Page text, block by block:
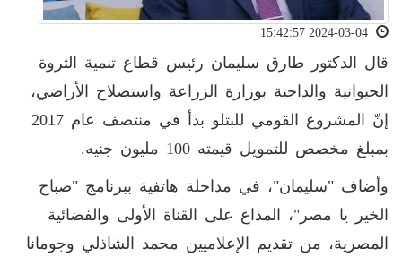
قال الدكتور طارق سليمان رئيس قطاع تنمية الثروة
الحيوانية والداجنة بوزارة الزراعة واستصلاح الأراضي،
إنّ المشروع القومي للبتلو بدأ في منتصف عام 2017
بمبلغ مخصص للتمويل قيمته 100 مليون جنيه.
وأضاف "سليمان"، في مداخلة هاتفية ببرنامج "صباح
الخير يا مصر"، المذاع على القناة الأولى والفضائية
المصرية، من تقديم الإعلاميين محمد الشاذلي وجومانا